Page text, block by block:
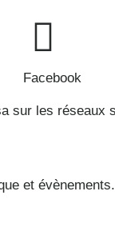
Facebook
sur les réseaux
et évènements.